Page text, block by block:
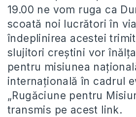
19.00 ne vom ruga ca
scoată noi lucrători în
îndeplinirea acestei
slujitori creștini vor
pentru misiunea
internațională în cadrul
„Rugăciune pentru
transmis pe acest link.